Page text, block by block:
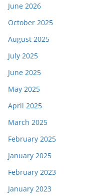
June 2026
October 2025
August 2025
July 2025
June 2025
May 2025
April 2025
March 2025
February 2025
January 2025
February 2023
January 2023